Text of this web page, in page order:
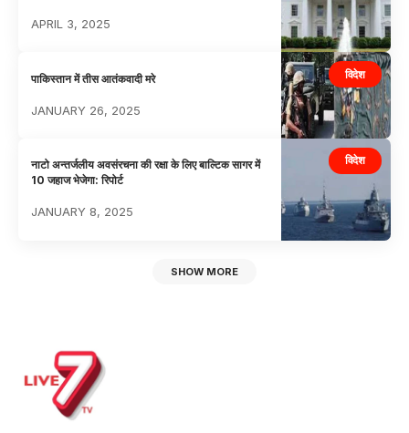
APRIL 3, 2025
विदेश
पाकिस्तान में तीस आतंकवादी मरे
JANUARY 26, 2025
विदेश
नाटो अन्तर्जलीय अवसंरचना की रक्षा के लिए बाल्टिक सागर में
10 जहाज भेजेगा: रिपोर्ट
JANUARY 8, 2025
SHOW MORE